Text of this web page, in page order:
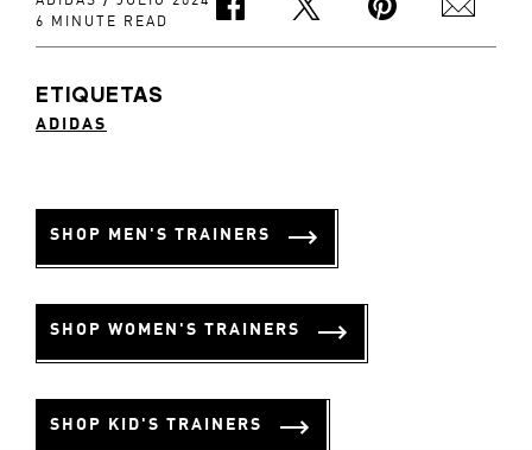
6 MINUTE READ
ETIQUETAS
ADIDAS
SHOP MEN'S TRAINERS
SHOP WOMEN'S TRAINERS
SHOP KID'S TRAINERS